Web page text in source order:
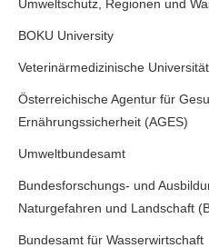
Umweltschutz, Regionen und
BOKU University
Veterinärmedizinische
Österreichische Agentur für
Ernährungssicherheit (AGES)
Umweltbundesamt
Bundesforschungs- und
Naturgefahren und Landschaft
Bundesamt für Wasserwirtschaft